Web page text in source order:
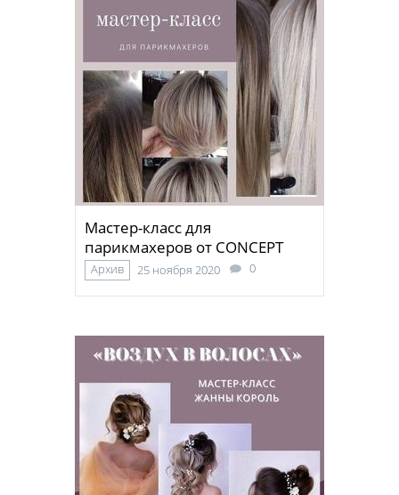
Мастер-класс для
парикмахеров от CONCEPT
Архив 25 ноября 2020 0